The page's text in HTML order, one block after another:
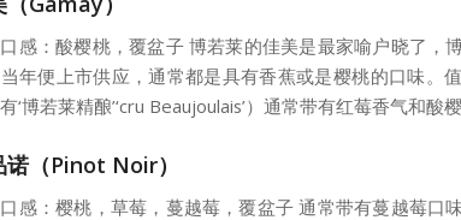
感：酸樱桃，覆盆子 博若莱的佳美是最家喻户晓了，
年便上市供应，通常都是具有香蕉或是樱桃的口味。
‘博若莱精酿’‘cru Beaujoulais’）通常带有红莓香气和酸
诺（Pinot Noir）
感：樱桃，草莓，蔓越莓，覆盆子 通常带有蔓越莓口